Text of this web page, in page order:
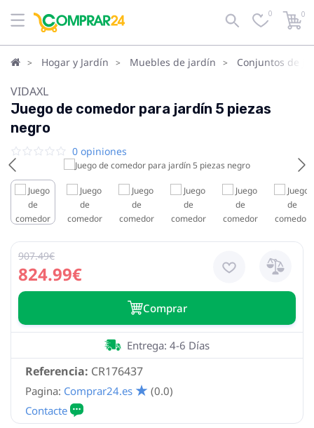
0 0
Hogar y Jardín Muebles de jardín Conjuntos de
VIDAXL
Juego de comedor para jardín 5 piezas
negro
0 opiniones
824.99€
907.49€
Сomprar
Referencia: CR176437
Entrega: 4-6 Días
Pagina: Comprar24.es (0.0)